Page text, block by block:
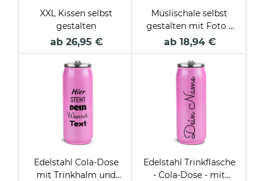
XXL Kissen selbst
gestalten
ab 26,95 €
Müslischale selbst
gestalten mit Foto -
Ø 13 cm, Keramik
ab 18,94 €
Edelstahl Cola-Dose
mit Trinkhalm und
Edelstahl Trinkflasche
- Cola-Dose - mit